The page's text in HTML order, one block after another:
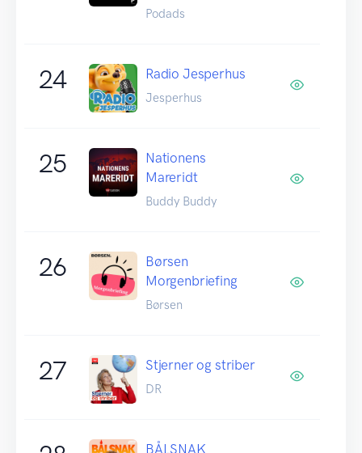
Podads
24 Radio Jesperhus
Jesperhus
25
Nationens
Mareridt
Buddy Buddy
26
Børsen
Morgenbriefing
Børsen
27 Stjerner og striber
DR
BÅLSNAK